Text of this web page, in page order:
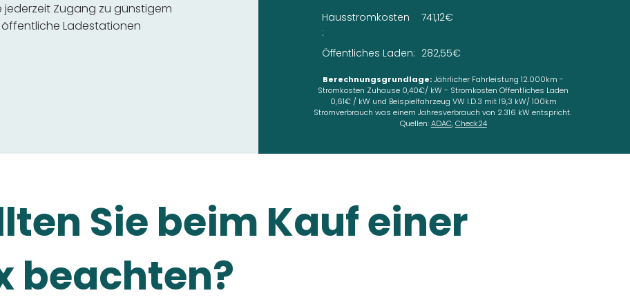
jederzeit Zugang zu günstigem
Ladestationen
Hausstromkosten
:
Öffentliches Laden:
741,12€
282,55€
Berechnungsgrundlage:Jährlicher Fahrleistung 12.000km -
Stromkosten Zuhause 0,40€/ kW - Stromkosten Öffentliches Laden
0,61€ / kW und Beispielfahrzeug VW I.D.3 mit 19,3 kW/ 100km
Stromverbrauch was einem Jahresverbrauch von 2.316 kW entspricht.
Quellen:ADAC,Check24
Sie beim Kauf einer
beachten?